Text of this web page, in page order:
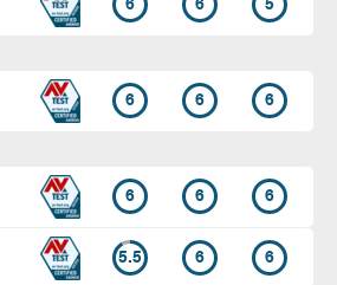
6 6 5
6 6 6
6 6 6
5.5 6 6